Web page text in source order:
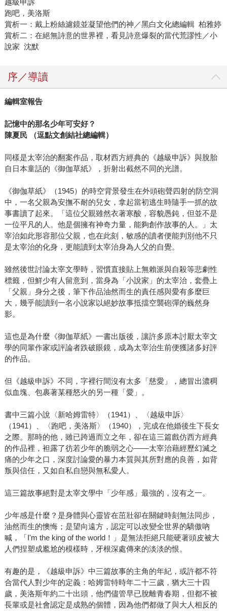
越級申訴
跑吧，美洛斯
賞析一：戴上粉絲濾鏡並凝望他們的神／黑白文化總編輯 柏雅婷
賞析二：在絕無詩意的世界裡，看見詩意爆裂的當代荒謬性／小
說家 沈默
序／導讀
編輯室報告
記憶中的那名少年可安好？
陳夏民 （逗點文創結社總編輯）
同樣是太宰治的翻案作品，取材西方經典的《越級申訴》與脫胎
自日本童話的《御伽草紙》，折射出截然不同的光譜。
《御伽草紙》（1945）的時空背景發生在外頭砲聲四射的防空洞
中，一名父親為安撫不耐的兒女，拿起當初逃生時隨手一抓的故
事書讀了起來。「這位父親雖然衣著寒酸，容貌愚鈍，但並不是
一位平凡的人。他是個擁有神奇力量，能夠創作故事的人。」太
宰治如此形容那位父親，也在此刻，敏感的讀者便能判別他不只
是太宰治的化身，更能讀到太宰治身為人父的自覺。
雖然後世討論太宰文學時，習慣直接貼上無賴派與自殺等悲劇性
標籤，但鮮少有人留意到，當身為「小說家」的太宰治，套疊上
「父親」身分之後，筆下作品油然而生的責任感與愛有多麼巨
大，幾乎能讀到一名小說家以絕妙故事抵擋空襲砲彈的巍然身
影。
這也是為什麼《御伽草紙》一書出版後，讓許多原本討厭太宰文
學的同輩作家或評論者跌破眼鏡，成為太宰治生前便獲諸多好評
的作品。
但《越級申訴》不同，字裡行間沒有太多「慈愛」，總冒出濃稠
似血塊、包裹著某種怒火的另一種「愛」。
書中三篇小說〈新哈姆雷特〉（1941）、〈越級申訴〉
（1941）、〈跑吧，美洛斯〉（1940），完成在他婚後生下長女
之際。那時的他，雖已跨過而立之年，卻在這三篇戲仿西方經典
的作品裡，袒露了彷若少年的脆弱之心——太宰治藉經歷幻滅之
痛的少年之口，深度討論愛的暴力本質與其所對應的良善，如背
叛與信任，又如自私自戀與無私愛人。
這三篇故事絕對是太宰文學中「少年感」最強的，沒有之一。
少年感是什麼？是身體與心靈皆在茁壯卻在關鍵時刻無法同步，
油然而生的懊悔；是望向遠方，認定可以改變全世界的驕傲吶
喊，「I'm the king of the world！」是無法拒絕只能硬著頭皮被大
人們捏塑成尷尬的模樣時，牙根深處傳來的淡淡的恨。
有趣的是，《越級申訴》中三篇故事的主角的年紀，或許都不符
合當代人對少年的定義：哈姆雷特時年二十三歲，猶大三十四
歲，美洛斯年約二十出頭，他們儘管早已脫離青春期，但都不被
長輩或是社會認定是成熟的個體，因為他們都做了與大人相反的